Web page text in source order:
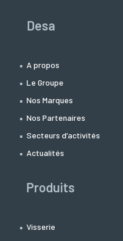
Desa
A propos
Le Groupe
Nos Marques
Nos Partenaires
Secteurs d’activités
Actualités
Produits
Visserie